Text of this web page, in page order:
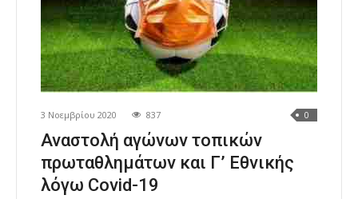
3 Νοεμβρίου 2020 837 0
Αναστολή αγώνων τοπικών
πρωταθλημάτων και Γ’ Εθνικής
λόγω Covid-19